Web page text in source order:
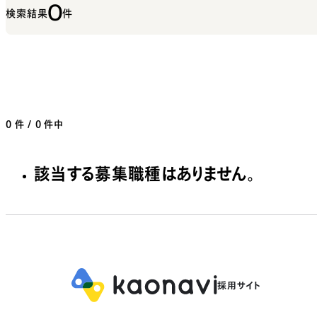
検索結果0件
0 件 / 0 件中
該当する募集職種はありません。